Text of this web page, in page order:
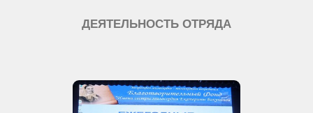
ДЕЯТЕЛЬНОСТЬ ОТРЯДА